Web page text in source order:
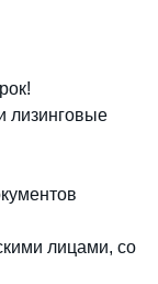
лизинговые
лицами, со